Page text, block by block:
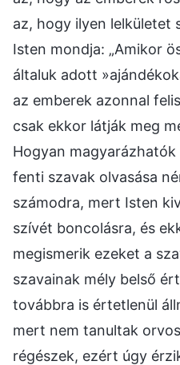
az, hogy ilyen lelkületet
Isten mondja: „Amikor
általuk adott
az emberek azonnal
csak ekkor látják meg
Hogyan magyarázhatók
fenti szavak olvasása
számodra, mert Isten
szívét boncolásra, és
megismerik ezeket a
szavainak mély belső
továbbra is értetlenül
mert nem tanultak
régészek, ezért úgy